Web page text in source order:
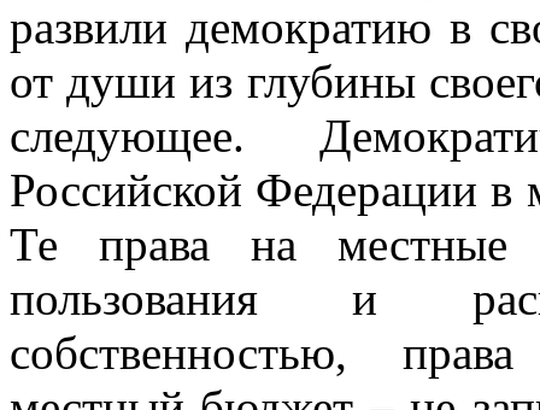
развили демократию в
от души из глубины
следующее.
Российской Федерации в
Те права на местные
пользования и
собственностью,